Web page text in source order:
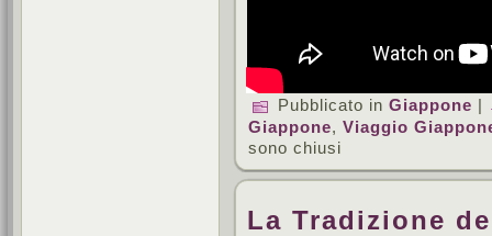
Pubblicato in Giappone
Giappone, Viaggio
sono chiusi
La Tradizione